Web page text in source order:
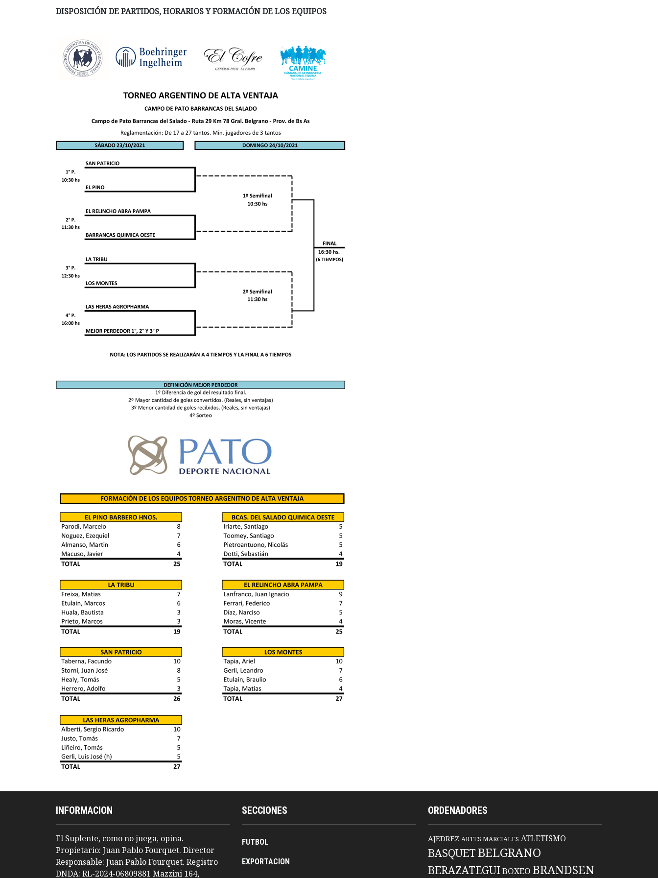
DISPOSICIÓN DE PARTIDOS, HORARIOS Y FORMACIÓN DE LOS EQUIPOS
INFORMACION
El Suplente, como no juega, opina.
Propietario: Juan Pablo Fourquet. Director
Responsable: Juan Pablo Fourquet. Registro
DNDA: RL-2024-06809881 Mazzini 164,
SECCIONES
FUTBOL
EXPORTACION
ORDENADORES
AJEDREZ ARTES MARCIALES ATLETISMO
BASQUET BELGRANO
BERAZATEGUIBOXEO BRANDSEN